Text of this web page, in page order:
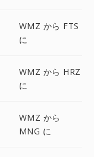
WMZ から FTS
に
WMZ から HRZ
に
WMZ から
MNG に